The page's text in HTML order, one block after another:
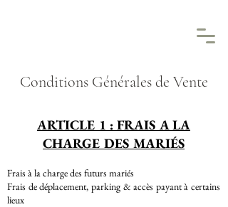
Conditions Générales de Vente
ARTICLE 1 : FRAIS A LA
CHARGE DES MARIÉS
Frais à la charge des futurs mariés
Frais de déplacement, parking & accès payant à certains
lieux